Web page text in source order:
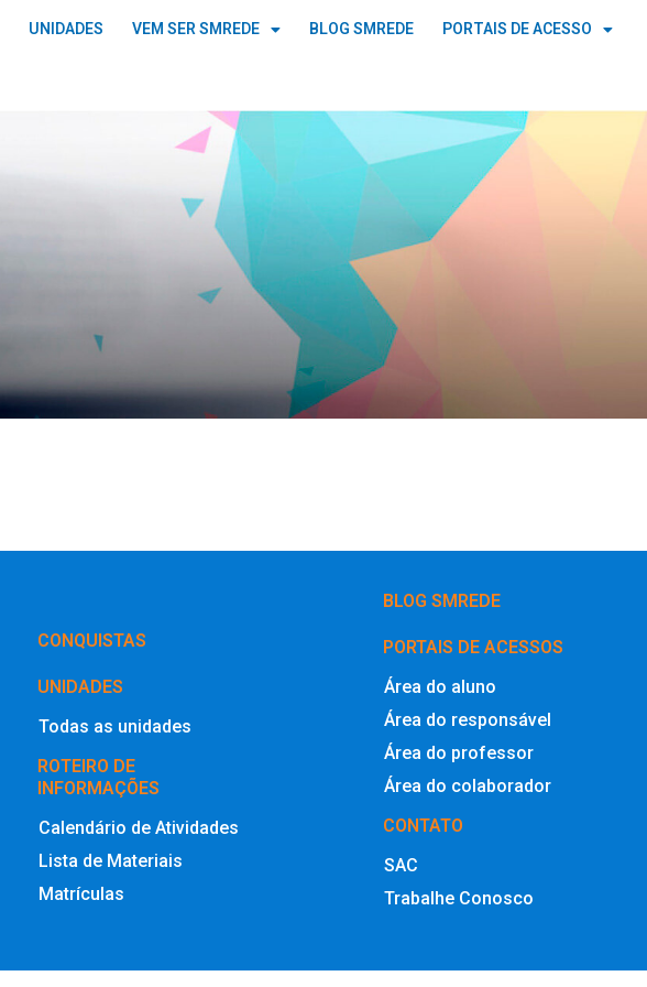
UNIDADES VEM SER SMREDE BLOG SMREDE PORTAIS DE ACESSO
‎CONQUISTAS
UNIDADES
Todas as unidades
ROTEIRO DE
INFORMAÇÕES
Calendário de Atividades
Lista de Materiais
Matrículas
BLOG SMREDE
PORTAIS DE ACESSOS
Área do aluno
Área do responsável
Área do professor
Área do colaborador
CONTATO
SAC
Trabalhe Conosco